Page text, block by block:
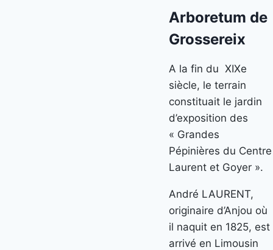
Arboretum de
Grossereix
A la fin du XIXe
siècle, le terrain
constituait le jardin
d’exposition des
« Grandes
Pépinières du Centre
Laurent et Goyer ».
André LAURENT,
originaire d’Anjou où
il naquit en 1825, est
arrivé en Limousin